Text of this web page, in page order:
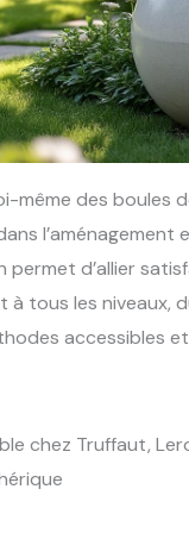
même des boules
l’aménagement
d’allier
tous les niveaux,
accessibles
chez Truffaut,